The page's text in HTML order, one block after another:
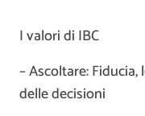
I valori di IBC
– Ascoltare:
delle decisioni